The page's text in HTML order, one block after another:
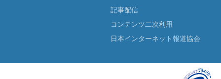
記事配信
コンテンツ二次利用
日本インターネット報道協会